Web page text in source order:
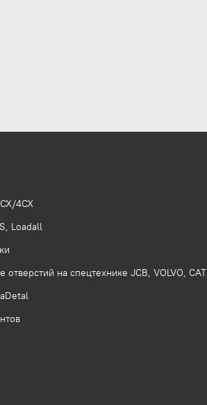
4CX
Loadall
отверстий на спецтехнике JCB, VOLVO, CAT